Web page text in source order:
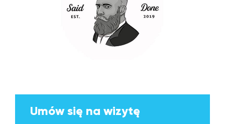
Umów się na wizytę